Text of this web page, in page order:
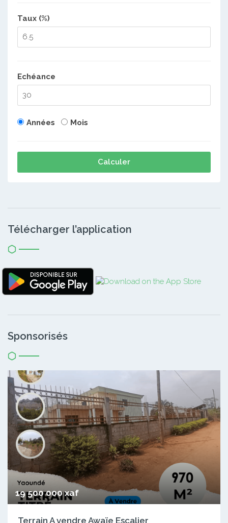
Taux (%)
Echéance
Années Mois
Calculer
Télécharger l’application
Sponsorisés
19 500 000 xaf
Terrain A vendre Awaïe Escalier